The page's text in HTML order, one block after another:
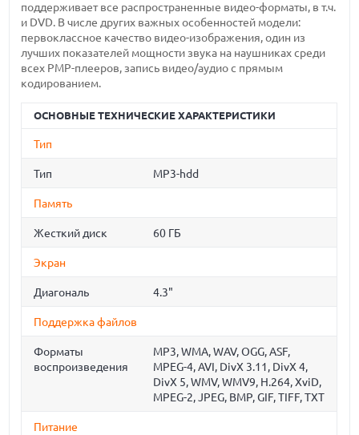
поддерживает все распространенные видео-форматы, в т.ч.
и DVD. В числе других важных особенностей модели:
первоклассное качество видео-изображения, один из
лучших показателей мощности звука на наушниках среди
всех PMP-плееров, запись видео/аудио с прямым
кодированием.
ОСНОВНЫЕ ТЕХНИЧЕСКИЕ ХАРАКТЕРИСТИКИ
Тип
Тип MP3-hdd
Память
Жесткий диск 60 ГБ
Экран
Диагональ 4.3"
Поддержка файлов
Форматы
воспроизведения
MP3, WMA, WAV, OGG, ASF,
MPEG-4, AVI, DivX 3.11, DivX 4,
DivX 5, WMV, WMV9, H.264, XviD,
MPEG-2, JPEG, BMP, GIF, TIFF, TXT
Питание